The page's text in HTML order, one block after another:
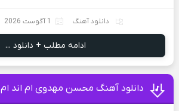
دانلود آهنگ 1 آگوست 2026
ادامه مطلب + دانلود ...
دانلود آهنگ محسن مهدوی ام اند ام 12